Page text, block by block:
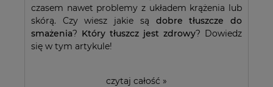
czasem nawet problemy z układem krążenia lub
skórą. Czy wiesz jakie są dobre tłuszcze do
smażenia? Który tłuszcz jest zdrowy? Dowiedz
się w tym artykule!
czytaj całość »